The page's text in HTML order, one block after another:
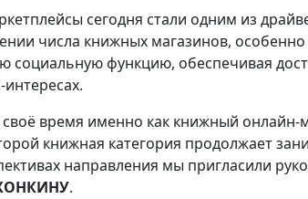
сегодня стали одним из
числа книжных магазинов,
социальную функцию, обеспечивая
время именно как книжный онлайн-
книжная категория продолжает
направления мы пригласили
.